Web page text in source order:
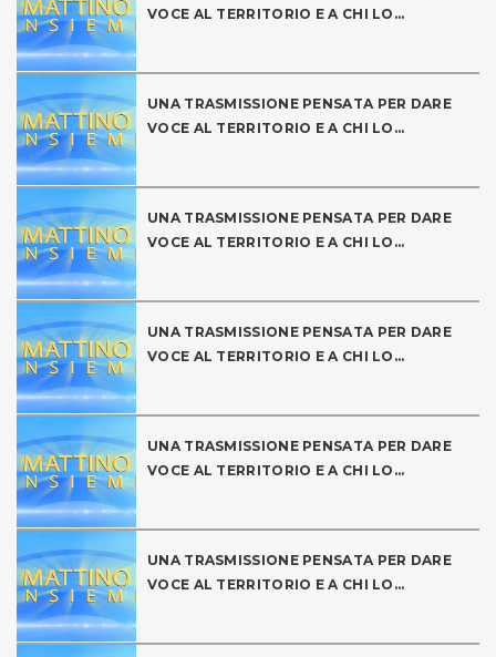
VOCE AL TERRITORIO E A CHI LO...
UNA TRASMISSIONE PENSATA PER DARE
VOCE AL TERRITORIO E A CHI LO...
UNA TRASMISSIONE PENSATA PER DARE
VOCE AL TERRITORIO E A CHI LO...
UNA TRASMISSIONE PENSATA PER DARE
VOCE AL TERRITORIO E A CHI LO...
UNA TRASMISSIONE PENSATA PER DARE
VOCE AL TERRITORIO E A CHI LO...
UNA TRASMISSIONE PENSATA PER DARE
VOCE AL TERRITORIO E A CHI LO...